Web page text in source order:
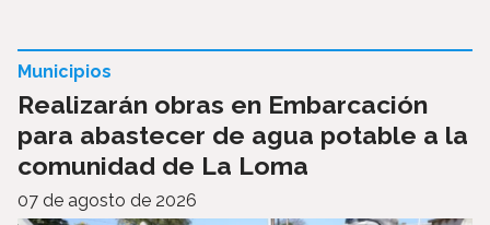
Realizarán obras en Embarcación
para abastecer de agua potable a la
comunidad de La Loma
Municipios
07 de agosto de 2026